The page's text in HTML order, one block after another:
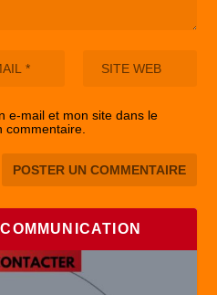
e-mail et mon site dans le
commentaire.